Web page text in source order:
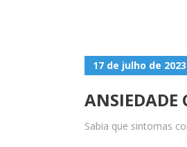
17 de julho de 2023
ANSIEDADE
Sabia que sintomas